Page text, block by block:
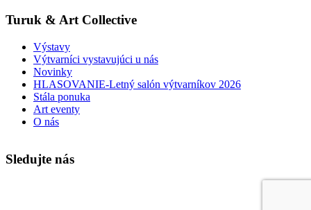
Turuk & Art Collective
Výstavy
Výtvarníci vystavujúci u nás
Novinky
HLASOVANIE-Letný salón výtvarníkov 2026
Stála ponuka
Art eventy
O nás
Sledujte nás